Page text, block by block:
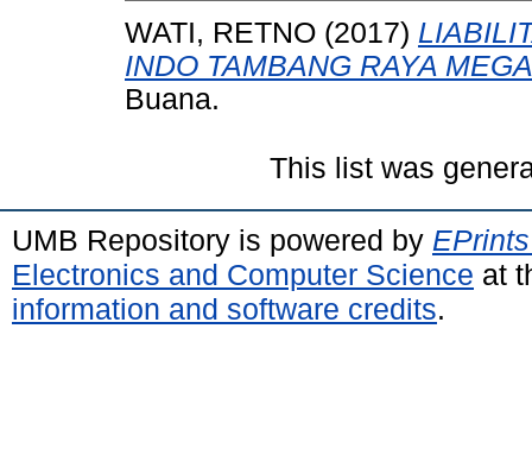
WATI, RETNO (2017)
INDO TAMBANG RAYA
Buana.
This list was
UMB Repository is powered by
Electronics and Computer Science at
information and software credits.